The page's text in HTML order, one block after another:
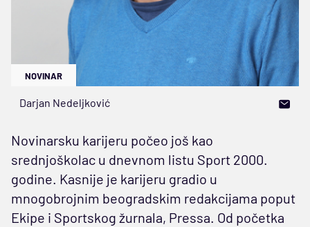
NOVINAR
Darjan Nedeljković
Novinarsku karijeru počeo još kao
srednjoškolac u dnevnom listu Sport 2000.
godine. Kasnije je karijeru gradio u
mnogobrojnim beogradskim redakcijama poput
Ekipe i Sportskog žurnala, Pressa. Od početka